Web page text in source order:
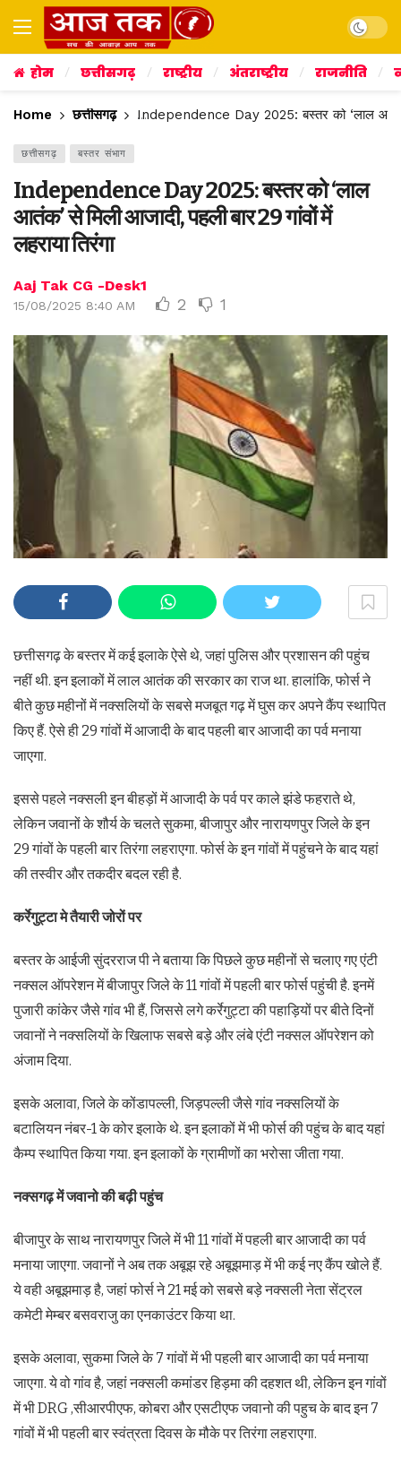
Dark
होम छत्तीसगढ़ राष्ट्रीय अंतराष्ट्रीय राजनीति
Home छत्तीसगढ़ Independence Day 2025: बस्तर को ‘लाल आतंक’
छत्तीसगढ़ बस्तर संभाग
Independence Day 2025: बस्तर को ‘लाल
आतंक’ से मिली आजादी, पहली बार 29 गांवों में
लहराया तिरंगा
Aaj Tak CG -Desk1
15/08/2025 8:40 AM 2 1
छत्तीसगढ़ के बस्तर में कई इलाके ऐसे थे, जहां पुलिस और प्रशासन की पहुंच
नहीं थी. इन इलाकों में लाल आतंक की सरकार का राज था. हालांकि, फोर्स ने
बीते कुछ महीनों में नक्सलियों के सबसे मजबूत गढ़ में घुस कर अपने कैंप स्थापित
किए हैं. ऐसे ही 29 गांवों में आजादी के बाद पहली बार आजादी का पर्व मनाया
जाएगा.
इससे पहले नक्सली इन बीहड़ों में आजादी के पर्व पर काले झंडे फहराते थे,
लेकिन जवानों के शौर्य के चलते सुकमा, बीजापुर और नारायणपुर जिले के इन
29 गांवों के पहली बार तिरंगा लहराएगा. फोर्स के इन गांवों में पहुंचने के बाद यहां
की तस्वीर और तकदीर बदल रही है.
कर्रेगुट्टा मे तैयारी जोरों पर
बस्तर के आईजी सुंदरराज पी ने बताया कि पिछले कुछ महीनों से चलाए गए एंटी
नक्सल ऑपरेशन में बीजापुर जिले के 11 गांवों में पहली बार फोर्स पहुंची है. इनमें
पुजारी कांकेर जैसे गांव भी हैं, जिससे लगे कर्रेगुट्टा की पहाड़ियों पर बीते दिनों
जवानों ने नक्सलियों के खिलाफ सबसे बड़े और लंबे एंटी नक्सल ऑपरेशन को
अंजाम दिया.
इसके अलावा, जिले के कोंडापल्ली, जिड़पल्ली जैसे गांव नक्सलियों के
बटालियन नंबर-1 के कोर इलाके थे. इन इलाकों में भी फोर्स की पहुंच के बाद यहां
कैम्प स्थापित किया गया. इन इलाकों के ग्रामीणों का भरोसा जीता गया.
नक्सगढ़ में जवानो की बढ़ी पहुंच
बीजापुर के साथ नारायणपुर जिले में भी 11 गांवों में पहली बार आजादी का पर्व
मनाया जाएगा. जवानों ने अब तक अबूझ रहे अबूझमाड़ में भी कई नए कैंप खोले हैं.
ये वही अबूझमाड़ है, जहां फोर्स ने 21 मई को सबसे बड़े नक्सली नेता सेंट्रल
कमेटी मेम्बर बसवराजु का एनकाउंटर किया था.
इसके अलावा, सुकमा जिले के 7 गांवों में भी पहली बार आजादी का पर्व मनाया
जाएगा. ये वो गांव है, जहां नक्सली कमांडर हिड़मा की दहशत थी, लेकिन इन गांवों
में भी DRG ,सीआरपीएफ, कोबरा और एसटीएफ जवानो की पहुच के बाद इन 7
गांवों में भी पहली बार स्वंत्रता दिवस के मौके पर तिरंगा लहराएगा.